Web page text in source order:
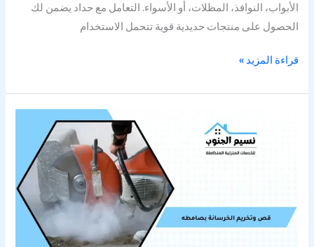
الأبواب، النوافذ، المظلات، أو الأسواء. التعامل مع حداد يضمن لك
الحصول على منتجات حديدية قوية تتحمل الاستخدام
قراءة المزيد »